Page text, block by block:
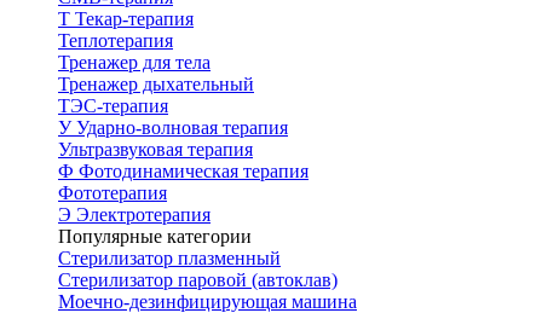
Т Текар-терапия
Теплотерапия
Тренажер для тела
Тренажер дыхательный
ТЭС-терапия
УУдарно-волновая терапия
Ультразвуковая терапия
Ф Фотодинамическая терапия
Фототерапия
Э Электротерапия
Популярные категории
Стерилизатор плазменный
Стерилизатор паровой (автоклав)
Моечно-дезинфицирующая машина